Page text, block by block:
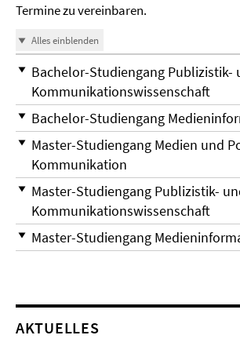
Termine zu vereinbaren.
Alles einblenden
Bachelor-Studiengang Publizistik-
Kommunikationswissenschaft
Bachelor-Studiengang
Master-Studiengang Medien und
Kommunikation
Master-Studiengang Publizistik-
Kommunikationswissenschaft
Master-Studiengang
AKTUELLES